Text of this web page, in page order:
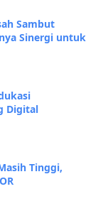
Sambut
Sinergi untuk
Digital
Tinggi,